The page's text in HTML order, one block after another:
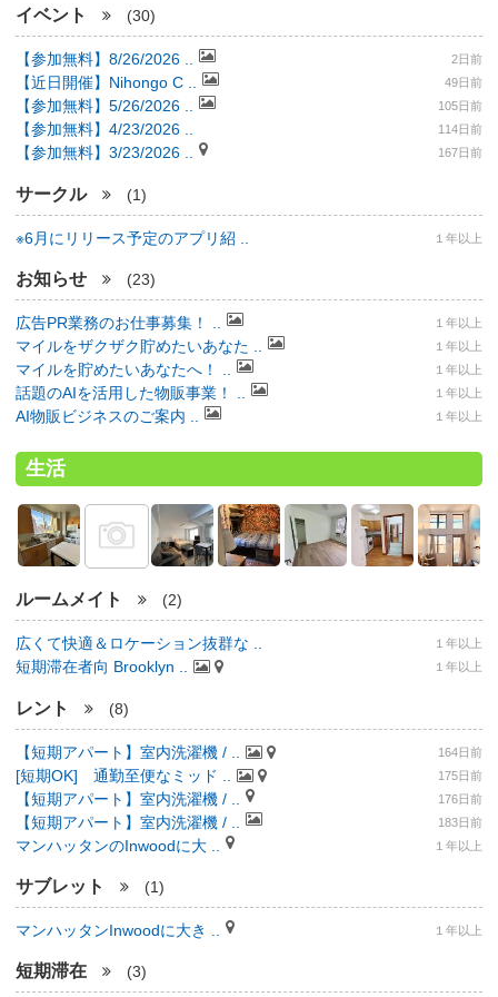
イベント (30)
【参加無料】8/26/2026 .. 2日前
【近日開催】Nihongo C .. 49日前
【参加無料】5/26/2026 .. 105日前
【参加無料】4/23/2026 .. 114日前
【参加無料】3/23/2026 .. 167日前
サークル (1)
※6月にリリース予定のアプリ紹 .. １年以上
お知らせ (23)
広告PR業務のお仕事募集！ .. １年以上
マイルをザクザク貯めたいあなた .. １年以上
マイルを貯めたいあなたへ！ .. １年以上
話題のAIを活用した物販事業！ .. １年以上
AI物販ビジネスのご案内 .. １年以上
生活
ルームメイト (2)
広くて快適＆ロケーション抜群な .. １年以上
短期滞在者向 Brooklyn .. １年以上
レント (8)
【短期アパート】室内洗濯機 / .. 164日前
[短期OK] 通勤至便なミッド .. 175日前
【短期アパート】室内洗濯機 / .. 176日前
【短期アパート】室内洗濯機 / .. 183日前
マンハッタンのInwoodに大 .. １年以上
サブレット (1)
マンハッタンInwoodに大き .. １年以上
短期滞在 (3)